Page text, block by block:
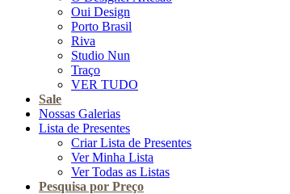
Oui Design
Porto Brasil
Riva
Studio Nun
Traço
VER TUDO
Sale
Nossas Galerias
Lista de Presentes
Criar Lista de Presentes
Ver Minha Lista
Ver Todas as Listas
Pesquisa por Preço